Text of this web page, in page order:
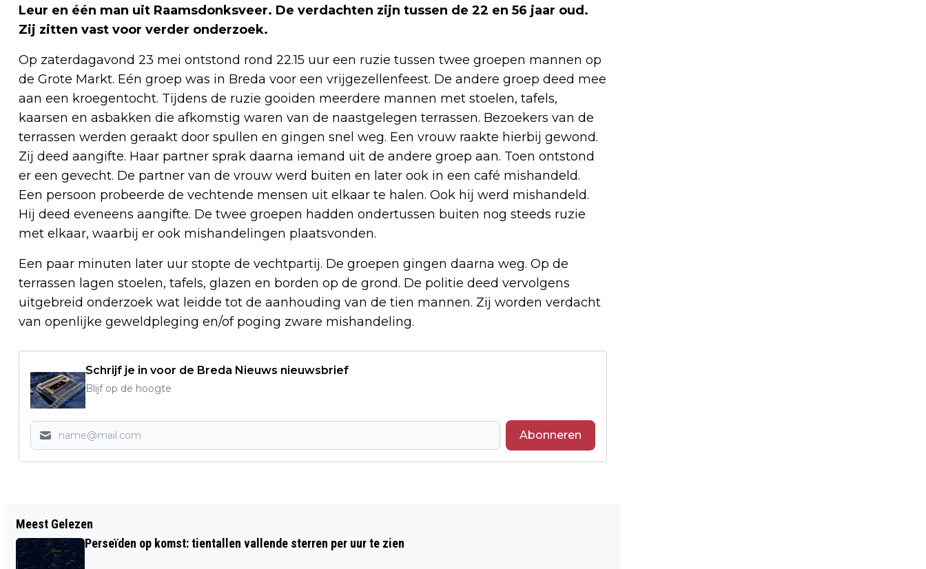
Leur en één man uit Raamsdonksveer. De verdachten zijn tussen de 22 en 56 jaar oud.
Zij zitten vast voor verder onderzoek.
Op zaterdagavond 23 mei ontstond rond 22.15 uur een ruzie tussen twee groepen mannen op
de Grote Markt. Eén groep was in Breda voor een vrijgezellenfeest. De andere groep deed mee
aan een kroegentocht. Tijdens de ruzie gooiden meerdere mannen met stoelen, tafels,
kaarsen en asbakken die afkomstig waren van de naastgelegen terrassen. Bezoekers van de
terrassen werden geraakt door spullen en gingen snel weg. Een vrouw raakte hierbij gewond.
Zij deed aangifte. Haar partner sprak daarna iemand uit de andere groep aan. Toen ontstond
er een gevecht. De partner van de vrouw werd buiten en later ook in een café mishandeld.
Een persoon probeerde de vechtende mensen uit elkaar te halen. Ook hij werd mishandeld.
Hij deed eveneens aangifte. De twee groepen hadden ondertussen buiten nog steeds ruzie
met elkaar, waarbij er ook mishandelingen plaatsvonden.
Een paar minuten later uur stopte de vechtpartij. De groepen gingen daarna weg. Op de
terrassen lagen stoelen, tafels, glazen en borden op de grond. De politie deed vervolgens
uitgebreid onderzoek wat leidde tot de aanhouding van de tien mannen. Zij worden verdacht
van openlijke geweldpleging en/of poging zware mishandeling.
Schrijf je in voor de Breda Nieuws nieuwsbrief
Blijf op de hoogte
Abonneren
GEMEENTE BREDA INVESTEERT MEE IN
VERDUURZAMING BEDRIJVENTERREINEN
IN DE AVOND? DIT IS DE MEERWAARDE
Meest Gelezen
Perseïden op komst: tientallen vallende sterren per uur te zien